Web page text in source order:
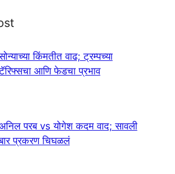
किंमतीत वाढ; ट्रम्पच्या
आणि फेडचा प्रभाव
परब vs योगेश कदम वाद; सावली
प्रकरण चिघळलं